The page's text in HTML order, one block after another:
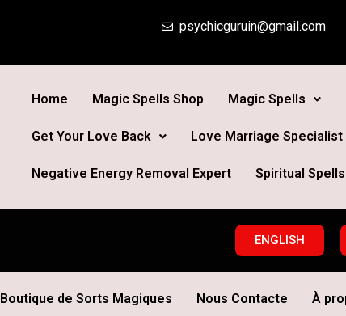
psychicguruin@gmail.com
Home Magic Spells Shop Magic Spells
Get Your Love Back Love Marriage Specialist
Negative Energy Removal Expert Spiritual
ENGLISH
Boutique de Sorts Magiques Nous Contacte À